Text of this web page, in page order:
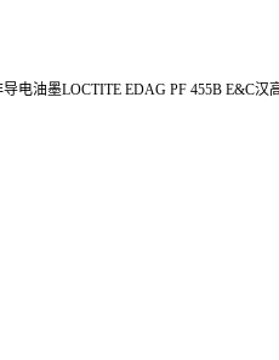
电油墨LOCTITE EDAG PF 455B E&C